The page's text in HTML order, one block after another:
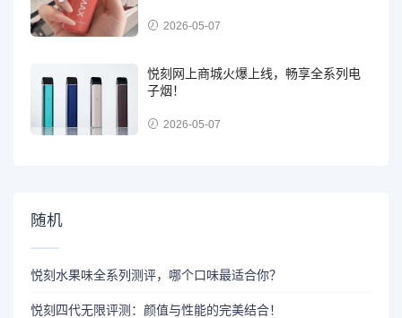
2026-05-07
悦刻网上商城火爆上线，畅享全系列电
子烟！
2026-05-07
随机
悦刻水果味全系列测评，哪个口味最适合你？
悦刻四代无限评测：颜值与性能的完美结合！